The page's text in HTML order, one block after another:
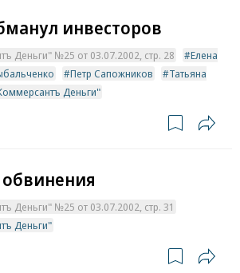
инвесторов
Деньги" №25 от 03.07.2002, стр. 28
Елена
Петр Сапожников
Татьяна
Деньги"
Деньги" №25 от 03.07.2002, стр. 31
Деньги"